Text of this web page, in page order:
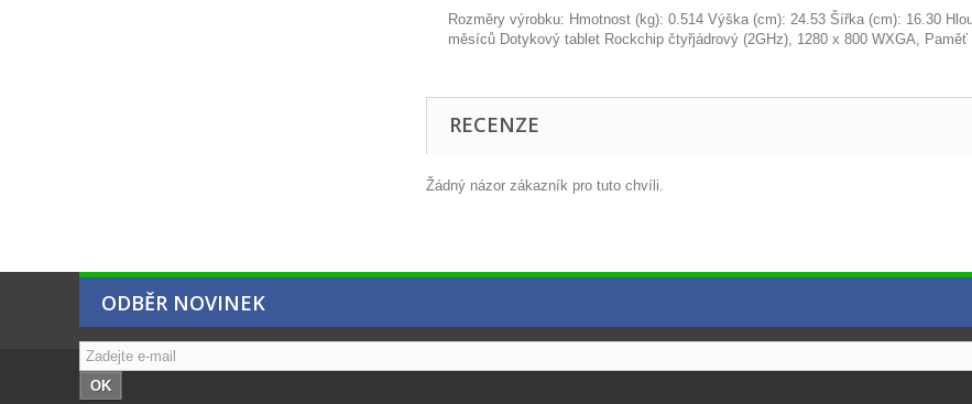
Rozměry výrobku: Hmotnost (kg): 0.514 Výška (cm): 24.53 Šířka (cm): 16.30
měsíců Dotykový tablet Rockchip čtyřjádrový (2GHz), 1280 x 800 WXGA,
RECENZE
Žádný názor zákazník pro tuto chvíli.
ODBĚR NOVINEK
OK